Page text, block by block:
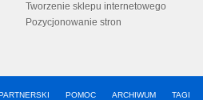
Tworzenie sklepu internetowego
Pozycjonowanie stron
POMOC ARCHIWUM TAGI